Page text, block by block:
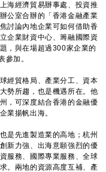
經濟貿易辦事處、投資推
公室合辦的「香港金融產業
討論內地企業可如何借助香
企業財資中心、籌融國際資
，與在場超過300家企業的
參加。
貿格局、產業分工、資本
勢所趨，也是機遇所在。他
，可深度結合香港的金融優
業揚帆出海。
先進製造業的高地；杭州
新力強、出海意願強烈的優
服務、國際專業服務、全球
。兩地的資源高度互補、產